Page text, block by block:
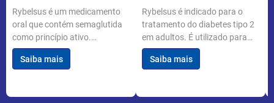
Rybelsus é um medicamento
oral que contém semaglutida
como princípio ativo.
Desenvolvido pela Novo
Nordisk, é utilizado para o
Saiba mais
Rybelsus é indicado para o
tratamento do diabetes tipo 2
em adultos. É utilizado para
melhorar o controle glicêmico
quando associado a uma dieta
Saiba mais